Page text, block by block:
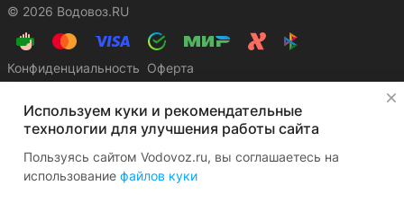
© 2026 Водовоз.RU
Конфиденциальность Оферта
Используем куки и рекомендательные
технологии для улучшения работы сайта
Пользуясь сайтом Vodovoz.ru, вы соглашаетесь на
использование файлов куки